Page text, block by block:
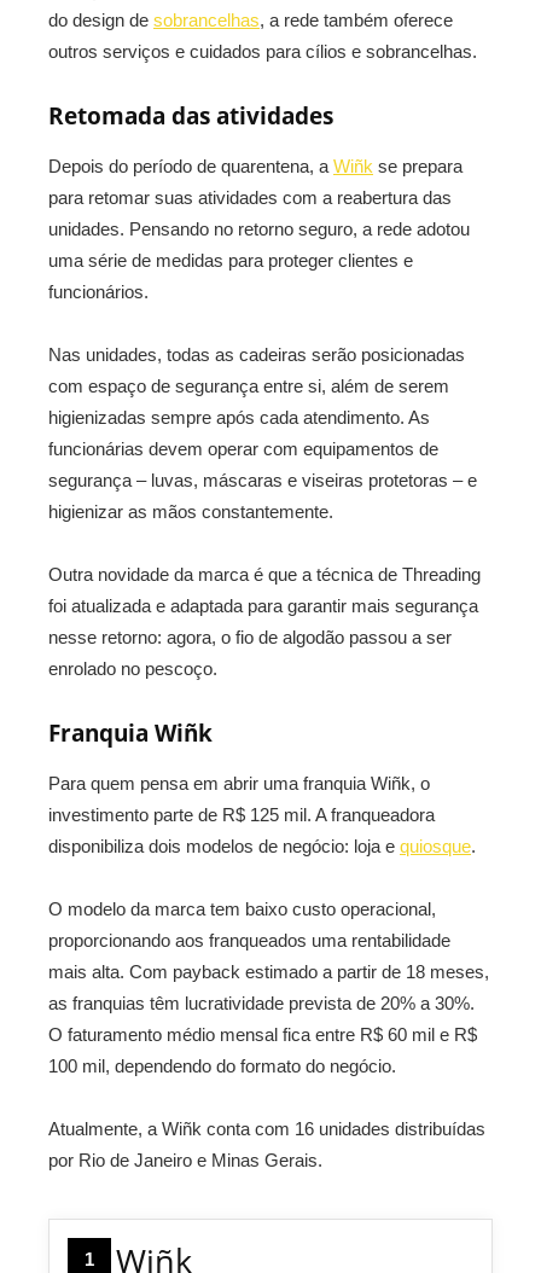
do design de sobrancelhas, a rede também oferece
outros serviços e cuidados para cílios e sobrancelhas.
Retomada das atividades
Depois do período de quarentena, a Wiñk se prepara
para retomar suas atividades com a reabertura das
unidades. Pensando no retorno seguro, a rede adotou
uma série de medidas para proteger clientes e
funcionários.
Nas unidades, todas as cadeiras serão posicionadas
com espaço de segurança entre si, além de serem
higienizadas sempre após cada atendimento. As
funcionárias devem operar com equipamentos de
segurança – luvas, máscaras e viseiras protetoras – e
higienizar as mãos constantemente.
Outra novidade da marca é que a técnica de Threading
foi atualizada e adaptada para garantir mais segurança
nesse retorno: agora, o fio de algodão passou a ser
enrolado no pescoço.
Franquia Wiñk
Para quem pensa em abrir uma franquia Wiñk, o
investimento parte de R$ 125 mil. A franqueadora
disponibiliza dois modelos de negócio: loja e quiosque.
O modelo da marca tem baixo custo operacional,
proporcionando aos franqueados uma rentabilidade
mais alta. Com payback estimado a partir de 18 meses,
as franquias têm lucratividade prevista de 20% a 30%.
O faturamento médio mensal fica entre R$ 60 mil e R$
100 mil, dependendo do formato do negócio.
Atualmente, a Wiñk conta com 16 unidades distribuídas
por Rio de Janeiro e Minas Gerais.
1 Wiñk